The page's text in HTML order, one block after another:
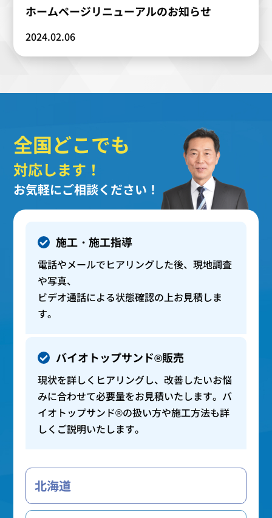
ホームページリニューアルのお知らせ
2024.02.06
全国どこでも
対応します！
お気軽にご相談ください！
施工・施工指導
電話やメールでヒアリングした後、現地調査
や写真、
ビデオ通話による状態確認の上お見積しま
す。
バイオトップサンド®販売
現状を詳しくヒアリングし、改善したいお悩
みに合わせて必要量をお見積いたします。バ
イオトップサンド®の扱い方や施工方法も詳
しくご説明いたします。
北海道